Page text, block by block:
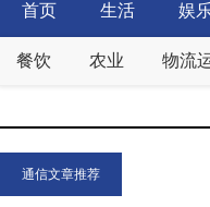
首页 生活 娱
餐饮 农业 物流
通信文章推荐